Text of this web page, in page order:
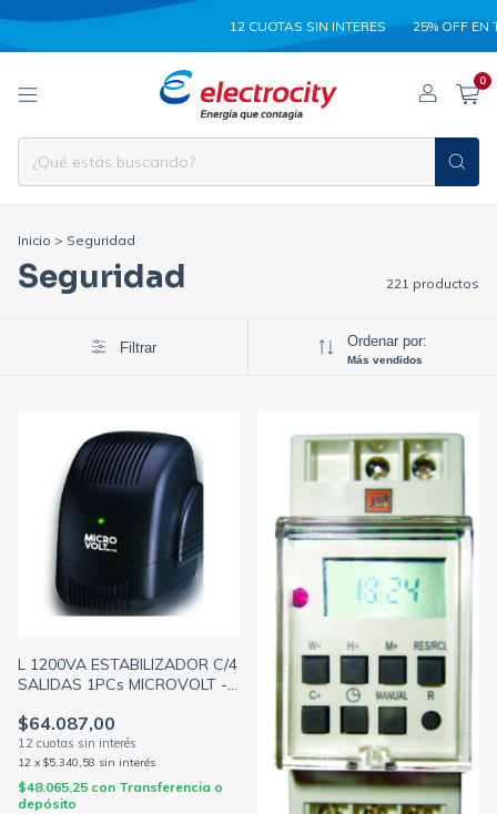
12 CUOTAS SIN INTERES 25% OFF EN
0
Inicio > Seguridad
Seguridad 221 productos
Filtrar Ordenar por:
Más vendidos
L 1200VA ESTABILIZADOR C/4
SALIDAS 1PCs MICROVOLT -
$64.087,00
12 x $5.340,58 sin interés
$48.065,25 con Transferencia o
depósito